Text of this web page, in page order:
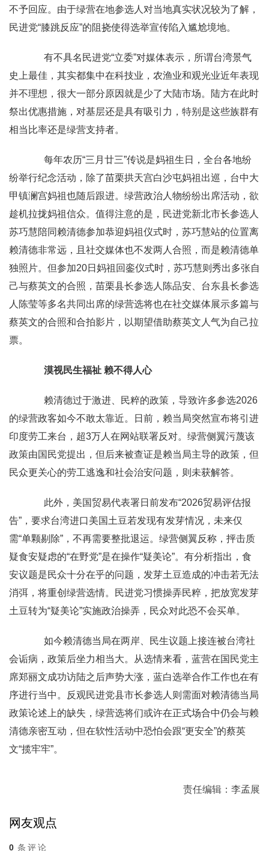
不予回应。由于绿营在地参选人对当地真实状况较为了解，
民进党“膝跳反应”的阻挠使得选举宣传陷入尴尬境地。
有不具名民进党“立委”对媒体表示，所谓台湾景气
史上最佳，其实都集中在科技业，农渔业和观光业近年表现
并不理想，很大一部分原因就是少了大陆市场。陆方在此时
祭出优惠措施，对基层还是具有吸引力，特别是这些族群有
相当比率还是绿营支持者。
每年农历“三月廿三”传说是妈祖生日，全台各地纷
纷举行纪念活动，除了苗栗拱天宫白沙屯妈祖出巡，台中大
甲镇澜宫妈祖也随后跟进。绿营政治人物纷纷出席活动，欲
趁机拉拢妈祖信众。值得注意的是，民进党新北市长参选人
苏巧慧陪同赖清德参加恭迎妈祖仪式时，苏巧慧站的位置离
赖清德非常远，且社交媒体也不发两人合照，而是赖清德单
独照片。但参加20日妈祖回銮仪式时，苏巧慧则秀出多张自
己与蔡英文的合照，苗栗县长参选人陈品安、台东县长参选
人陈莹等多名共同出席的绿营选将也在社交媒体展示多篇与
蔡英文的合照和合拍影片，以期望借助蔡英文人气为自己拉
票。
漠视民生福祉 赖不得人心
赖清德过于激进、民粹的政策，导致许多参选2026
的绿营政客如今不敢太靠近。日前，赖当局突然宣布将引进
印度劳工来台，超3万人在网站联署反对。绿营侧翼污蔑该
政策由国民党提出，但后来被查证是赖当局主导的政策，但
民众更关心的劳工逃逸和社会治安问题，则未获解答。
此外，美国贸易代表署日前发布“2026贸易评估报
告”，要求台湾进口美国土豆若发现有发芽情况，未来仅
需“单颗剔除”，不再需要整批退运。绿营侧翼反称，抨击质
疑食安疑虑的“在野党”是在操作“疑美论”。有分析指出，食
安议题是民众十分在乎的问题，发芽土豆造成的冲击若无法
消弭，将重创绿营选情。民进党习惯操弄民粹，把放宽发芽
土豆转为“疑美论”实施政治操弄，民众对此恐不会买单。
如今赖清德当局在两岸、民生议题上接连被台湾社
会诟病，政策后坐力相当大。从选情来看，蓝营在国民党主
席郑丽文成功访陆之后声势大涨，蓝白选举合作工作也在有
序进行当中。反观民进党县市长参选人则需面对赖清德当局
政策论述上的缺失，绿营选将们或许在正式场合中仍会与赖
清德亲密互动，但在软性活动中恐怕会跟“更安全”的蔡英
文“揽牢牢”。
责任编辑：李孟展
网友观点
0 条评论